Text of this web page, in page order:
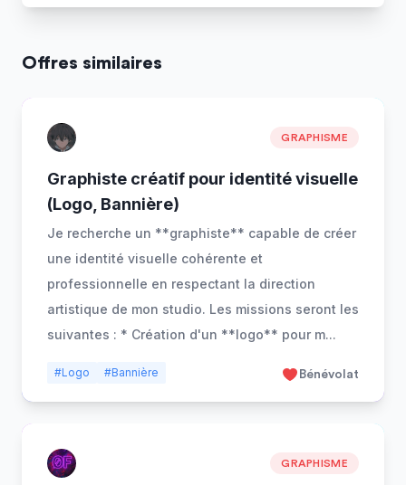
Offres similaires
GRAPHISME
Graphiste créatif pour identité visuelle
(Logo, Bannière)
Je recherche un **graphiste** capable de créer
une identité visuelle cohérente et
professionnelle en respectant la direction
artistique de mon studio. Les missions seront les
suivantes : * Création d'un **logo** pour m...
#Logo #Bannière Bénévolat
GRAPHISME